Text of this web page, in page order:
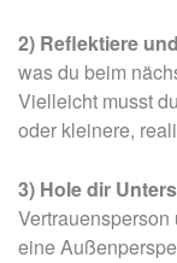
2) Reflektiere
was du beim
Vielleicht musst
oder kleinere,
3) Hole dir
eine